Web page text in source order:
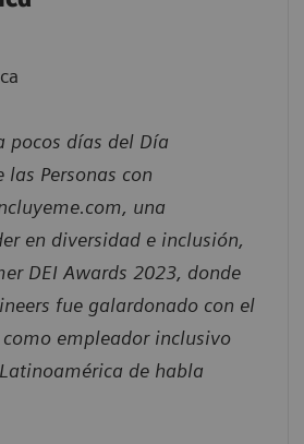
pocos días del Día
Personas con
una
en diversidad e inclusión,
DEI Awards 2023, donde
fue galardonado con el
empleador inclusivo
de habla